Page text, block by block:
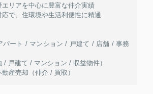
エリアを中心に豊富な仲介実績
応で、住環境や生活利便性に精通
パート / マンション / 戸建て / 店舗 / 事務
/ 戸建て / マンション / 収益物件）
産売却（仲介 / 買取）